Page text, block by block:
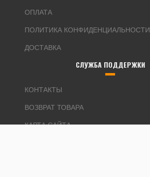
ОПЛАТА
ПОЛИТИКА КОНФИДЕНЦИАЛЬНОСТИ
ДОСТАВКА
СЛУЖБА ПОДДЕРЖКИ
КОНТАКТЫ
ВОЗВРАТ ТОВАРА
КАРТА САЙТА